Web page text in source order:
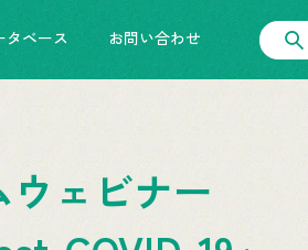
タベース お問い合わせ
ェビナー